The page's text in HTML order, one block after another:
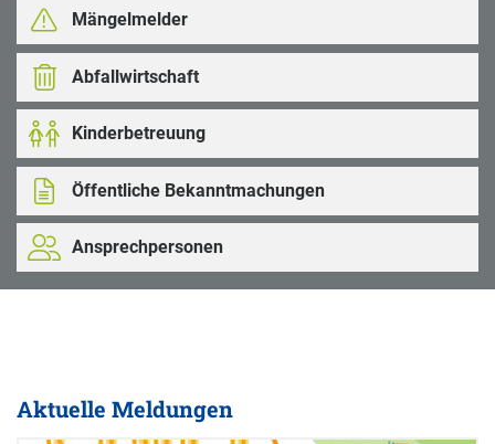
Mängelmelder
Abfallwirtschaft
Kinderbetreuung
Öffentliche Bekanntmachungen
Ansprechpersonen
Aktuelle Meldungen